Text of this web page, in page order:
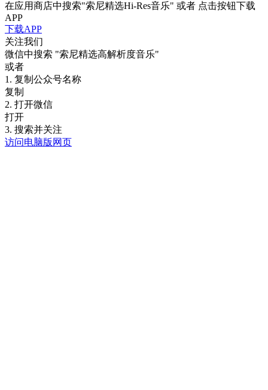
在应用商店中搜索"索尼精选Hi-Res音乐" 或者 点击按钮下载
APP
下载APP
关注我们
微信中搜索 "索尼精选高解析度音乐"
或者
1. 复制公众号名称
复制
2. 打开微信
打开
3. 搜索并关注
访问电脑版网页